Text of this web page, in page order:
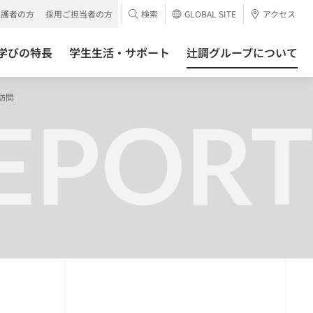
びの特長 学生生活・サポート 辻調グループについて
者の方 採用ご担当者の方 検索 GLOBAL SITE アクセス
問